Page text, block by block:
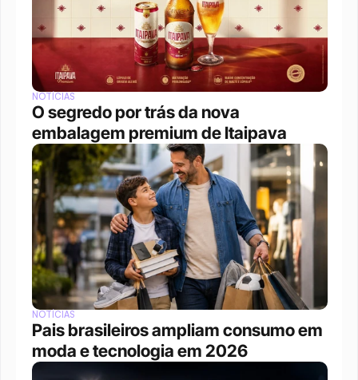
NOTÍCIAS
O segredo por trás da nova
embalagem premium de Itaipava
NOTÍCIAS
Pais brasileiros ampliam consumo em
moda e tecnologia em 2026